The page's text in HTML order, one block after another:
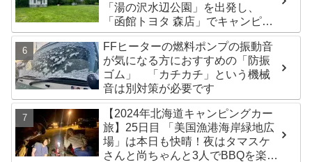
「湯の沢水辺公園」を出発し、
「函館トヨタ 森店」でキャンピン
グカーのオイル交換完了！今日は
伊達市の「徳舜瞥山麓キャンプ
場」へ
FFヒーターの燃料ポンプの振動音
が気になる方におすすめの「防振
ゴム」 「カチカチ」という機械
音は別対策が必要です
【2024年北海道キャンピングカー
旅】25日目 「美国漁港海岸緑地広
場」は本日も快晴！夜はタマスケ
さんと尚ちゃんと3人でBBQを楽し